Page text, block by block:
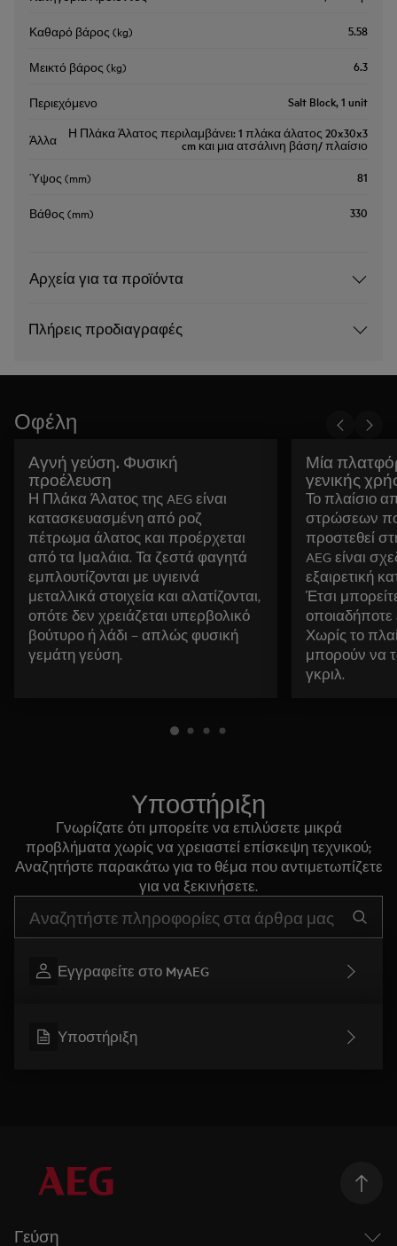
Καθαρό βάρος (kg) 5.58
Μεικτό βάρος (kg) 6.3
Περιεχόμενο Salt Block, 1 unit
Άλλα Η Πλάκα Άλατος περιλαμβάνει: 1 πλάκα άλατος 20x30x3
cm και μια ατσάλινη βάση/ πλαίσιο
Ύψος (mm) 81
Βάθος (mm) 330
Αρχεία για τα προϊόντα
Πλήρεις προδιαγραφές
Οφέλη
Αγνή γεύση. Φυσική
προέλευση
Η Πλάκα Άλατος της AEG είναι
κατασκευασμένη από ροζ
πέτρωμα άλατος και προέρχεται
από τα Ιμαλάια. Τα ζεστά φαγητά
εμπλουτίζονται με υγιεινά
μεταλλικά στοιχεία και αλατίζονται,
οπότε δεν χρειάζεται υπερβολικό
βούτυρο ή λάδι – απλώς φυσική
γεμάτη γεύση.
Μία
γενικής
Το πλαίσιο
στρώσεων
προστεθεί
AEG είναι
εξαιρετική
Έτσι
οποιαδήποτε
Χωρίς το
μπορούν να
γκριλ.
Υποστήριξη
Γνωρίζατε ότι μπορείτε να επιλύσετε μικρά
προβλήματα χωρίς να χρειαστεί επίσκεψη τεχνικού;
Αναζητήστε παρακάτω για το θέμα που αντιμετωπίζετε
για να ξεκινήσετε.
Εγγραφείτε στο MyAEG
Υποστήριξη
Γεύση